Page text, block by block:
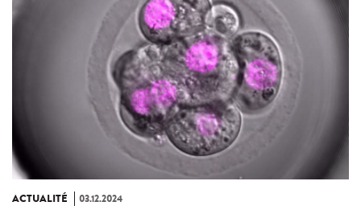
ACTUALITÉ 03.12.2024